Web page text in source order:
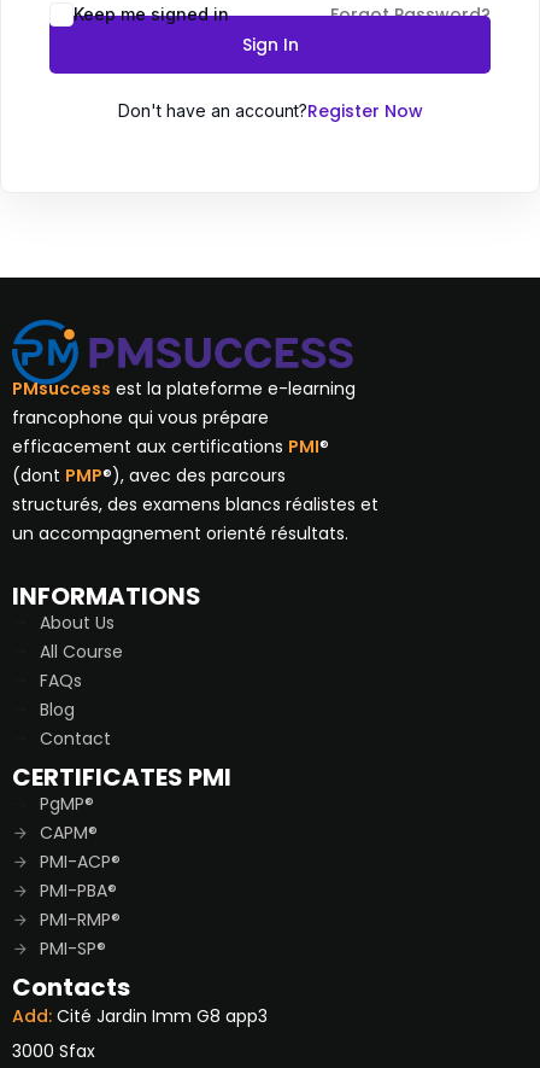
Keep me signed in
Forgot Password?
Sign In
Don't have an account?Register Now
PMsuccess est la plateforme e-learning
francophone qui vous prépare
efficacement aux certifications PMI®
(dont PMP®), avec des parcours
structurés, des examens blancs réalistes et
un accompagnement orienté résultats.
INFORMATIONS
About Us
All Course
FAQs
Blog
Contact
CERTIFICATES PMI
PgMP®
CAPM®
PMI-ACP®
PMI-PBA®
PMI-RMP®
PMI-SP®
Contacts
Add: Cité Jardin Imm G8 app3
3000 Sfax